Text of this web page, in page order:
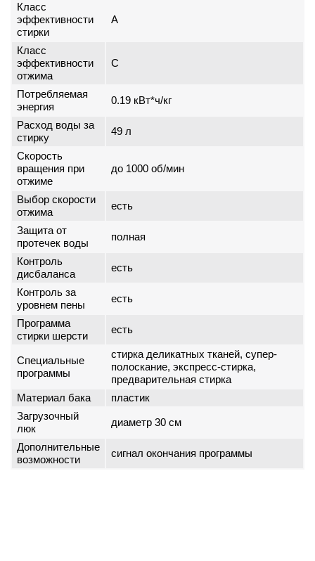
Класс
эффективности
стирки
A
Класс
эффективности
отжима
C
Потребляемая
энергия
0.19 кВт*ч/кг
Расход воды за
стирку
49 л
Скорость
вращения при
отжиме
до 1000 об/мин
Выбор скорости
отжима
есть
Защита от
протечек воды
полная
Контроль
дисбаланса
есть
Контроль за
уровнем пены
есть
Программа
стирки шерсти
есть
Специальные
программы
стирка деликатных тканей, супер-
полоскание, экспресс-стирка,
предварительная стирка
Материал бака
пластик
Загрузочный
люк
диаметр 30 см
Дополнительные
возможности
сигнал окончания программы